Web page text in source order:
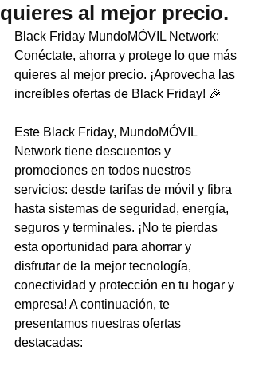
quieres al mejor precio.
Black Friday MundoMÓVIL Network:
Conéctate, ahorra y protege lo que más
quieres al mejor precio. ¡Aprovecha las
increíbles ofertas de Black Friday! 🎉
Este Black Friday, MundoMÓVIL
Network tiene descuentos y
promociones en todos nuestros
servicios: desde tarifas de móvil y fibra
hasta sistemas de seguridad, energía,
seguros y terminales. ¡No te pierdas
esta oportunidad para ahorrar y
disfrutar de la mejor tecnología,
conectividad y protección en tu hogar y
empresa! A continuación, te
presentamos nuestras ofertas
destacadas: